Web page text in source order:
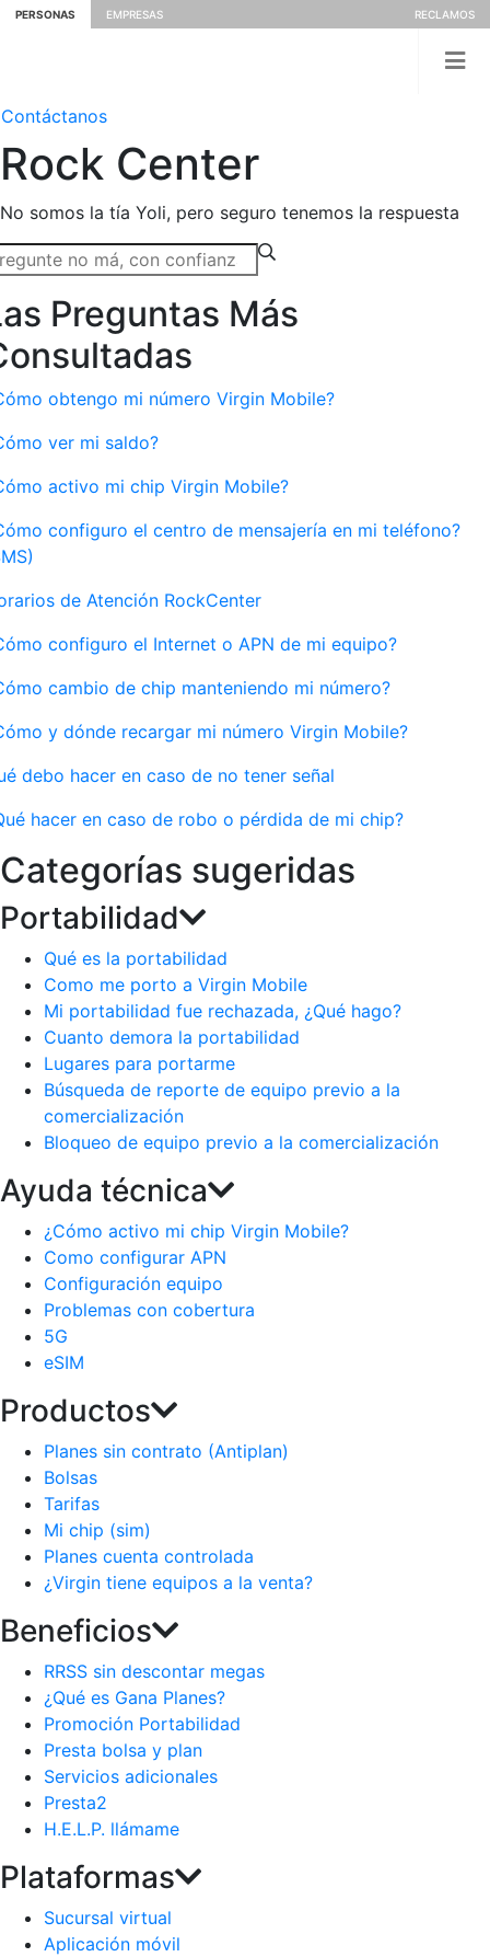
PERSONAS EMPRESAS RECLAMOS
Contáctanos
Rock Center
No somos la tía Yoli, pero seguro tenemos la respuesta
Preguntas Más
obtengo mi número Virgin Mobile?
ver mi saldo?
activo mi chip Virgin Mobile?
configuro el centro de mensajería en mi teléfono?
de Atención RockCenter
configuro el Internet o APN de mi equipo?
cambio de chip manteniendo mi número?
y dónde recargar mi número Virgin Mobile?
debo hacer en caso de no tener señal
hacer en caso de robo o pérdida de mi chip?
Categorías sugeridas
Portabilidad
Qué es la portabilidad
Como me porto a Virgin Mobile
Mi portabilidad fue rechazada, ¿Qué hago?
Cuanto demora la portabilidad
Lugares para portarme
Búsqueda de reporte de equipo previo a la
comercialización
Bloqueo de equipo previo a la comercialización
Ayuda técnica
¿Cómo activo mi chip Virgin Mobile?
Como configurar APN
Configuración equipo
Problemas con cobertura
5G
eSIM
Productos
Planes sin contrato (Antiplan)
Bolsas
Tarifas
Mi chip (sim)
Planes cuenta controlada
¿Virgin tiene equipos a la venta?
Beneficios
RRSS sin descontar megas
¿Qué es Gana Planes?
Promoción Portabilidad
Presta bolsa y plan
Servicios adicionales
Presta2
H.E.L.P. llámame
Plataformas
Sucursal virtual
Aplicación móvil